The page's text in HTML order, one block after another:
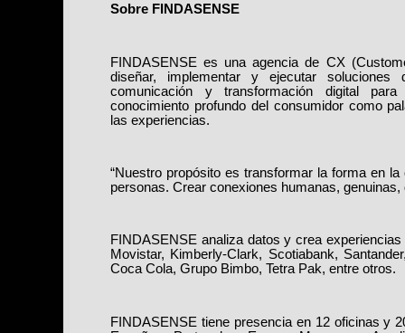
Sobre FINDASENSE
FINDASENSE es una agencia de CX
diseñar, implementar y ejecutar
comunicación y transformación digital
conocimiento profundo del consumidor como
las experiencias.
“Nuestro propósito es transformar la forma en
personas. Crear conexiones humanas, genuinas,
FINDASENSE analiza datos y crea
Movistar, Kimberly-Clark, Scotiabank,
Coca Cola, Grupo Bimbo, Tetra Pak, entre otros.
FINDASENSE tiene presencia en 12 oficinas y